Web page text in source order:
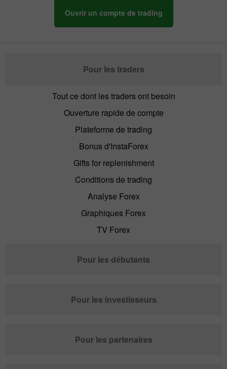
Ouvrir un compte de trading
Pour les traders
Tout ce dont les traders ont besoin
Ouverture rapide de compte
Plateforme de trading
Bonus d'InstaForex
Gifts for replenishment
Conditions de trading
Analyse Forex
Graphiques Forex
TV Forex
Pour les débutants
Pour les investisseurs
Pour les partenaires